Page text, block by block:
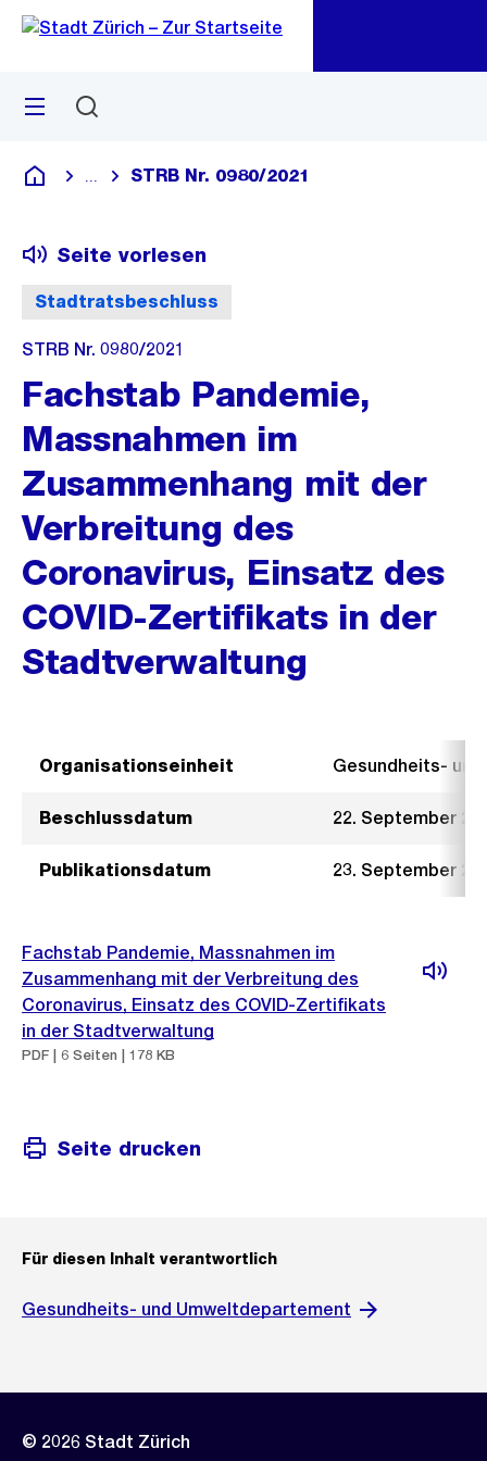
Navigation
Sprunglink
Menü
Deutsch
Blende alle Breadcrumbs ein
STRB Nr. 0980/2021
Stadtratsbeschluss
Seite vorlesen
STRB Nr. 0980/2021
Fachstab Pandemie,
Massnahmen im
Zusammenhang mit der
Verbreitung des
Coronavirus, Einsatz des
COVID-Zertifikats in der
Stadtverwaltung
Organisationseinheit Gesundheits-
Beschlussdatum 22. September
Publikationsdatum 23. September
Fachstab Pandemie, Massnahmen im
Zusammenhang mit der Verbreitung des
Coronavirus, Einsatz des COVID-Zertifikats
in der Stadtverwaltung
PDF | 6 Seiten | 178 KB
Seite drucken
Für diesen Inhalt verantwortlich
Gesundheits- und Umweltdepartement
© 2026 Stadt Zürich